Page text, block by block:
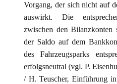
Vorgang, der sich nicht auf
auswirkt. Die
zwischen den Bilanzkonten
der Saldo auf dem
des Fahrzeugsparks
erfolgsneutral (vgl. P.
/ H. Teuscher, Einführung